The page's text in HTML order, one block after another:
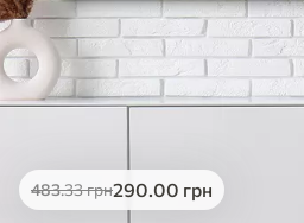
483.33грн290.00 грн